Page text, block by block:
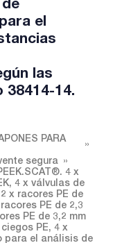
el
las
38414-14.
PARA
segura
4 x
4 x válvulas de
x racores PE de
PE de 2,3
PE de 3,2 mm
PE, 4 x
para el análisis de